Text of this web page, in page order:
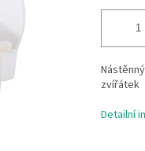
zvířátek
Detailní